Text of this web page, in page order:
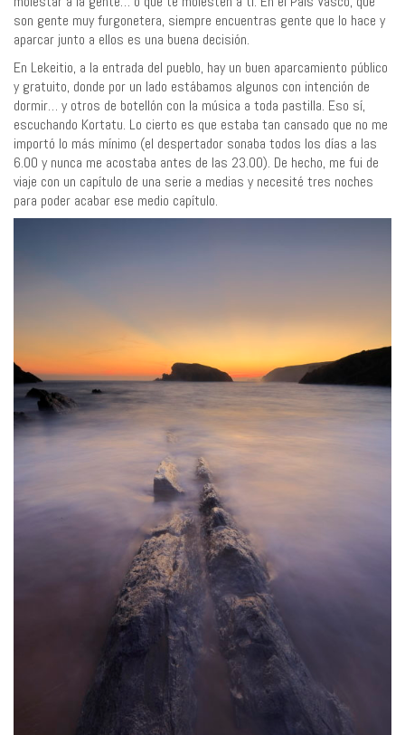
son gente muy furgonetera, siempre encuentras gente que lo hace y
aparcar junto a ellos es una buena decisión.
En Lekeitio, a la entrada del pueblo, hay un buen aparcamiento público
y gratuito, donde por un lado estábamos algunos con intención de
dormir… y otros de botellón con la música a toda pastilla. Eso sí,
escuchando Kortatu. Lo cierto es que estaba tan cansado que no me
importó lo más mínimo (el despertador sonaba todos los días a las
6.00 y nunca me acostaba antes de las 23.00). De hecho, me fui de
viaje con un capítulo de una serie a medias y necesité tres noches
para poder acabar ese medio capítulo.